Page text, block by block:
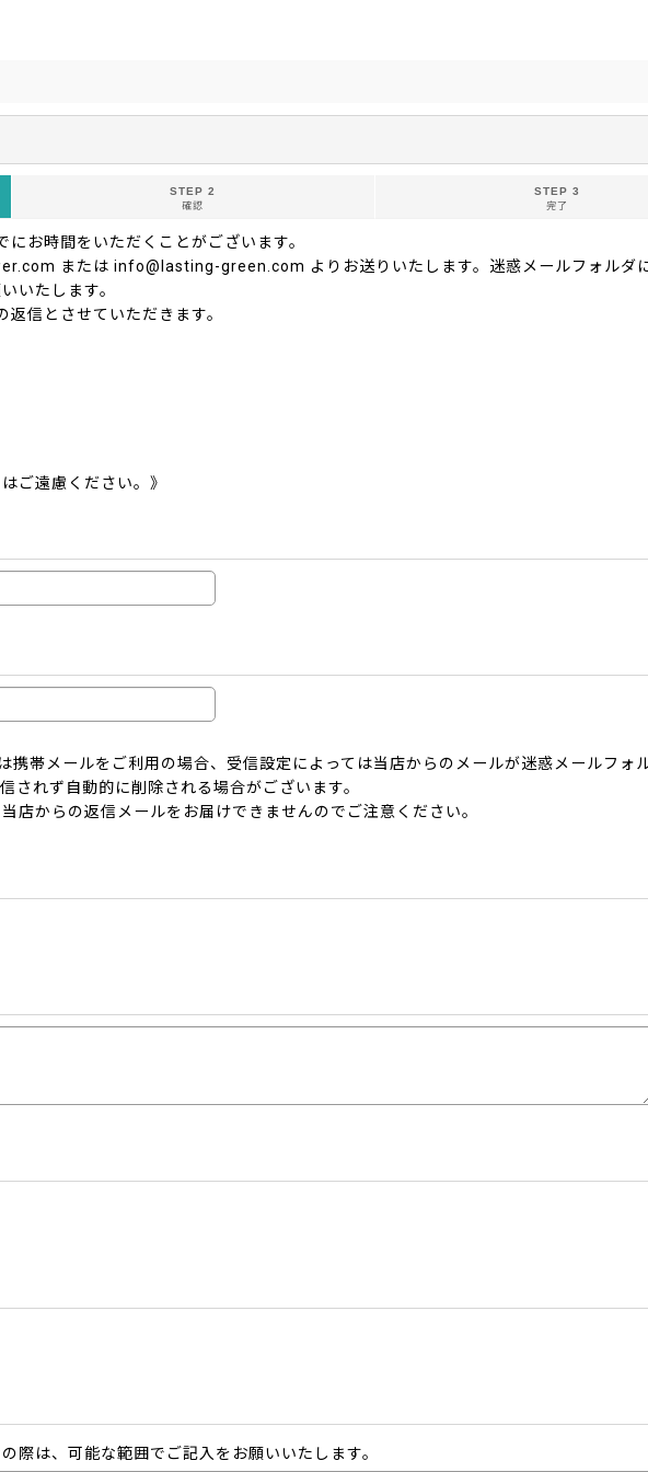
STEP 2
確認
STEP 3
完了
お時間をいただくことがございます。
または info@lasting-green.com よりお送りいたします。迷惑メールフォルダ
いたします。
信とさせていただきます。
ご遠慮ください。》
帯メールをご利用の場合、受信設定によっては当店からのメールが迷惑メールフォ
されず自動的に削除される場合がございます。
店からの返信メールをお届けできませんのでご注意ください。
際は、可能な範囲でご記入をお願いいたします。